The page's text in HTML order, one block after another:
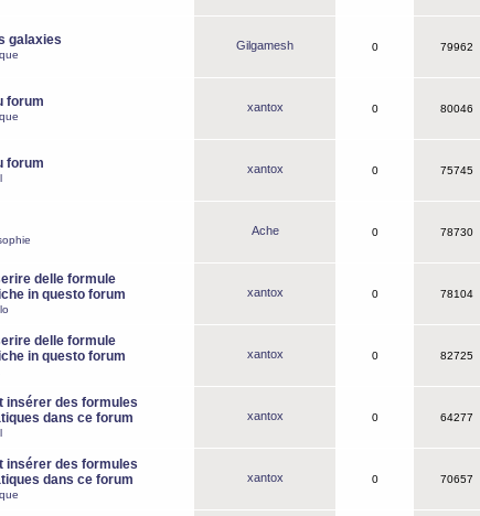
galaxies Gilgamesh 0 79962
forum xantox 0 80046
forum xantox 0 75745
Ache 0 78730
delle formule
in questo forum
xantox 0 78104
delle formule
in questo forum
xantox 0 82725
insérer des formules
dans ce forum
xantox 0 64277
insérer des formules
dans ce forum
xantox 0 70657